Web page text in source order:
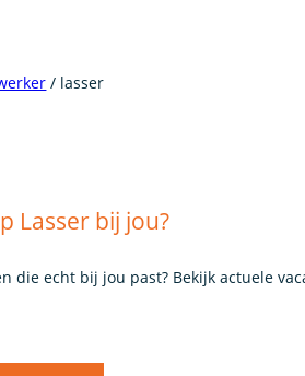
/ lasser
Lasser bij jou?
die echt bij jou past? Bekijk actuele